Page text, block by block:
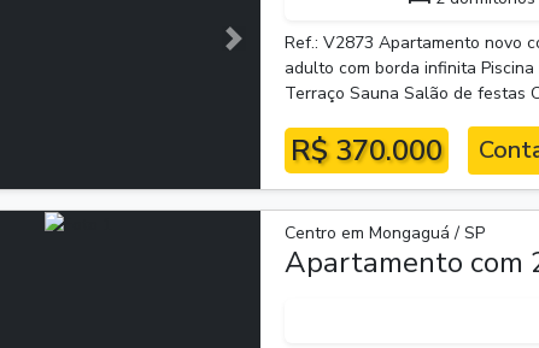
PróximaRef.: V2873 Apartamento novo
adulto com borda infinita
Terraço Sauna Salão de festas
R$ 370.000
Centro em Mongaguá / SP
Apartamento com